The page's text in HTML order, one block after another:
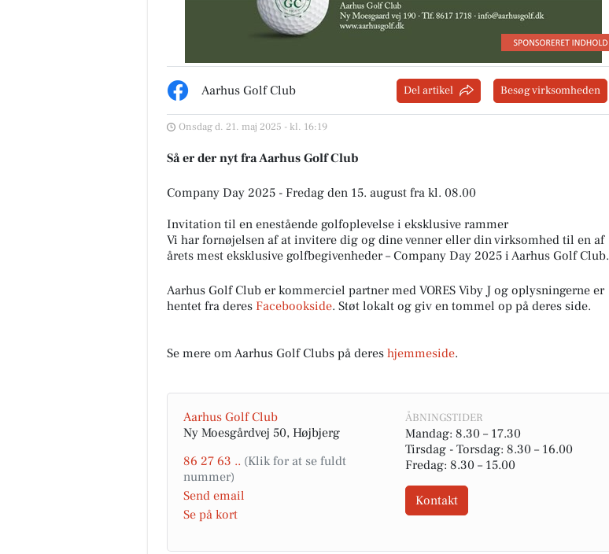
Aarhus Golf Club Del artikel Besøg virksomheden
Onsdag d. 21. maj 2025 - kl. 16:19
Så er der nyt fra Aarhus Golf Club
Company Day 2025 - Fredag den 15. august fra kl. 08.00
Invitation til en enestående golfoplevelse i eksklusive rammer
Vi har fornøjelsen af at invitere dig og dine venner eller din virksomhed til en af
årets mest eksklusive golfbegivenheder – Company Day 2025 i Aarhus Golf Club.️
Aarhus Golf Club er kommerciel partner med VORES Viby J og oplysningerne er
hentet fra deres Facebookside. Støt lokalt og giv en tommel op på deres side.
Se mere om Aarhus Golf Clubs på deres hjemmeside.
Aarhus Golf Club
Ny Moesgårdvej 50, Højbjerg
86 27 63 ..
Send email
Se på kort
ÅBNINGSTIDER
Mandag: 8.30 – 17.30
Tirsdag - Torsdag: 8.30 – 16.00
Fredag: 8.30 – 15.00
Kontakt